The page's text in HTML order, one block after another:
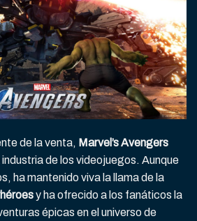
de la venta, Marvel’s Avengers
de los videojuegos. Aunque
ha mantenido viva la llama de la
y ha ofrecido a los fanáticos la
épicas en el universo de